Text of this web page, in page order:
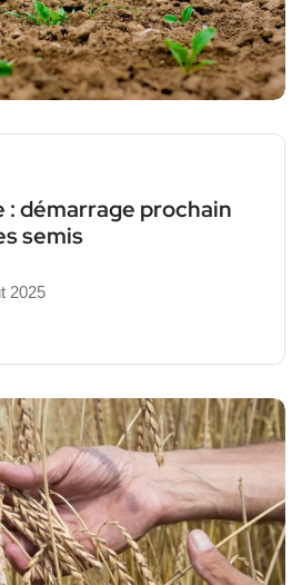
démarrage prochain
semis
2025